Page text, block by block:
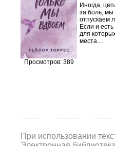
Просмотров: 389
Иногда,
за боль, мы
отпускаем
Если и
для
места…
При использовании